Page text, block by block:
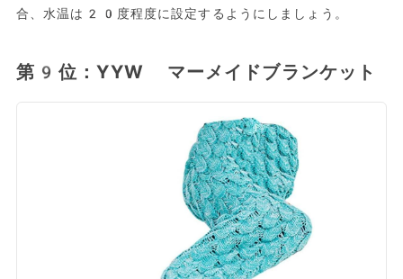
合、水温は20度程度に設定するようにしましょう。
第9位：YYW マーメイドブランケット